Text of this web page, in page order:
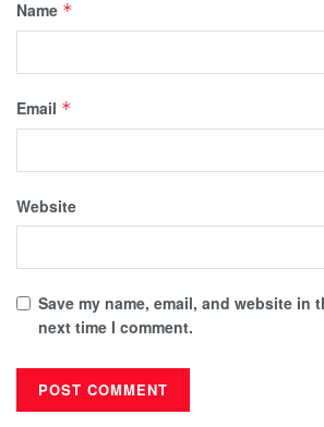
Name *
Email *
Website
Save my name, email, and website in
next time I comment.